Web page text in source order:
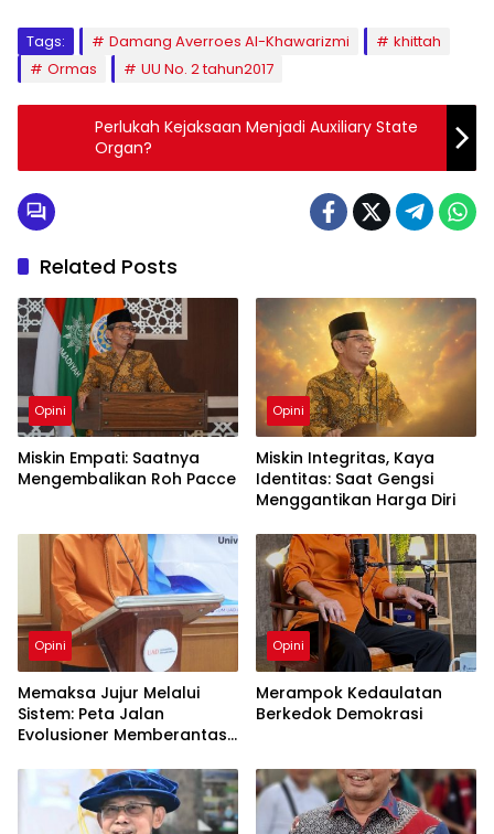
Tags: Damang Averroes Al-Khawarizmi
khittah
Ormas
UU No. 2 tahun2017
Perlukah Kejaksaan Menjadi Auxiliary State
Organ?
Related Posts
Opini
Miskin Empati: Saatnya
Mengembalikan Roh Pacce
Opini
Miskin Integritas, Kaya
Identitas: Saat Gengsi
Menggantikan Harga Diri
Opini
Memaksa Jujur Melalui
Sistem: Peta Jalan
Evolusioner Memberantas
Opini
Merampok Kedaulatan
Berkedok Demokrasi